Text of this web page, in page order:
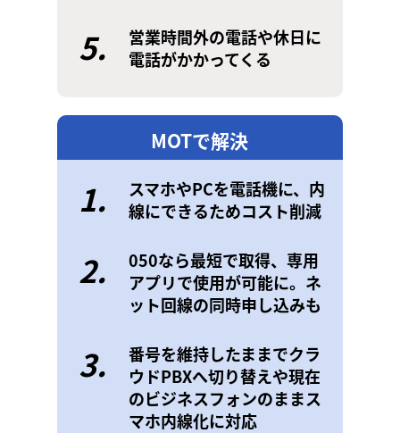
5.
営業時間外の電話や休日に
電話がかかってくる
MOTで解決
1.
スマホやPCを電話機に、内
線にできるためコスト削減
2.
050なら最短で取得、専用
アプリで使用が可能に。ネ
ット回線の同時申し込みも
3.
番号を維持したままでクラ
ウドPBXへ切り替えや現在
のビジネスフォンのままス
マホ内線化に対応